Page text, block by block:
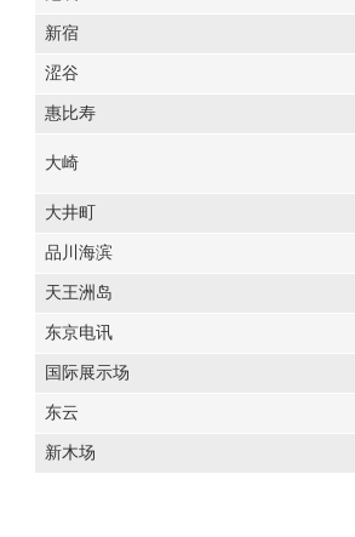
新宿
涩谷
惠比寿
大崎
大井町
品川海滨
天王洲岛
东京电讯
国际展示场
东云
新木场